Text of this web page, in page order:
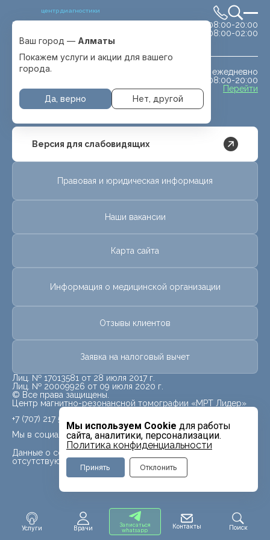
центр диагностики
Выбрать город
с. Отеген батыра
сб-вс 08:00-20:00
08:00-02:00
ежедневно
08:00-20:00
Перейти
Ваш город — Алматы
Покажем услуги и акции для вашего
города.
Да, верно Нет, другой
Услуги Врачи
Записаться
whatsapp
Контакты Поиск
Мы используем Cookie для работы
сайта, аналитики, персонализации.
Политика конфиденциальности
Принять Отклонить
Версия для слабовидящих
Правовая и юридическая информация
Наши вакансии
Карта сайта
Информация о медицинской организации
Отзывы клиентов
Заявка на налоговый вычет
Лиц. № 17013581 от 28 июля 2017 г.
Лиц. № 20009926 от 09 июля 2020 г.
© Все права защищены.
Центр магнитно-резонансной томографии «МРТ Лидер»
Мы в социальных сетях
Данные о социальных сетях для данного филиала
отсутствуют
+7 (707) 217 5840